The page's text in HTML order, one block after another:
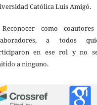
Católica Luis Amigó.
como
a todos
en ese rol y no
a ninguno.